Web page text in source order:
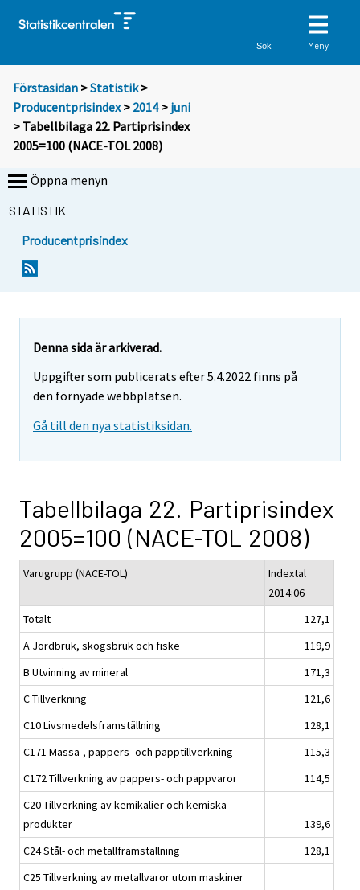
Sök Meny
Förstasidan >Statistik >
Producentprisindex> 2014> juni
> Tabellbilaga 22. Partiprisindex
2005=100 (NACE-TOL 2008)
Öppna menyn
STATISTIK
Producentprisindex
Denna sida är arkiverad.
Uppgifter som publicerats efter 5.4.2022 finns på
den förnyade webbplatsen.
Gå till den nya statistiksidan.
Tabellbilaga 22. Partiprisindex
2005=100 (NACE-TOL 2008)
Varugrupp (NACE-TOL)
Indextal
2014:06
Totalt
127,1
A Jordbruk, skogsbruk och fiske
119,9
B Utvinning av mineral
171,3
C Tillverkning
121,6
C10 Livsmedelsframställning
128,1
C171 Massa-, pappers- och papptillverkning
115,3
C172 Tillverkning av pappers- och pappvaror
114,5
C20 Tillverkning av kemikalier och kemiska
produkter
139,6
C24 Stål- och metallframställning
128,1
C25 Tillverkning av metallvaror utom maskiner